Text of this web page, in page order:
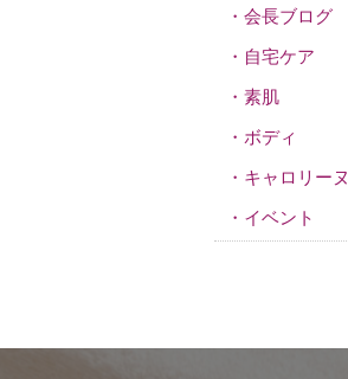
会長ブログ
自宅ケア
素肌
ボディ
キャロリーヌ
イベント